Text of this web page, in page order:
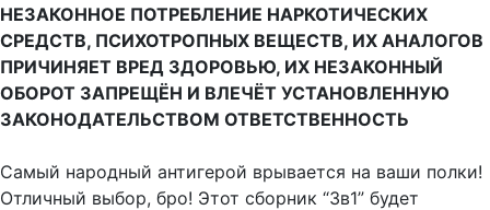
НЕЗАКОННОЕ ПОТРЕБЛЕНИЕ НАРКОТИЧЕСКИХ
СРЕДСТВ, ПСИХОТРОПНЫХ ВЕЩЕСТВ, ИХ АНАЛОГОВ
ПРИЧИНЯЕТ ВРЕД ЗДОРОВЬЮ, ИХ НЕЗАКОННЫЙ
ОБОРОТ ЗАПРЕЩЁН И ВЛЕЧЁТ УСТАНОВЛЕННУЮ
ЗАКОНОДАТЕЛЬСТВОМ ОТВЕТСТВЕННОСТЬ
Самый народный антигерой врывается на ваши полки!
Отличный выбор, бро! Этот сборник “3в1” будет